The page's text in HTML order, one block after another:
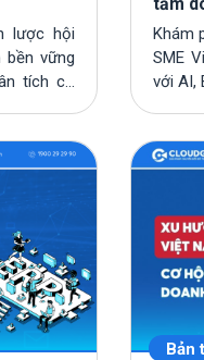
lược hội
vững
tích cơ
Khám
SME
với AI,
Bản